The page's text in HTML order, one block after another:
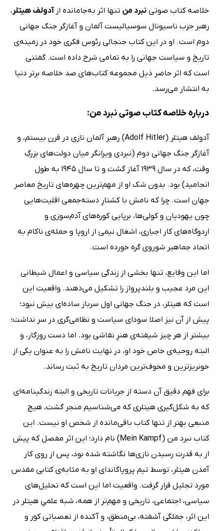
خلاصه کتاب صوتی نبرد من تنها اثر به‌جامانده ازآدولف هیتلر،
رهبر حزب ناسیونال سوسیالیست آلمان و آغازگر جنگ جهانی
دوم است. او در این کتاب جنجالی رئوس فکری خود در زمینه‌ی
تاریخ و سیاست جهانی را به تمامی شرح داده است. گفتنی
است که اثر حاضر ذیل مجموعه کتاب‌های صد خلاصه برتر دنیا
به انتشار می‌رسد.
درباره خلاصه کتاب صوتی نبرد من:
آدولف هیتلر (Adolf Hitler) رهبر آلمان نازی در قرن بیستم، و
آغازگر جنگ جهانی دوم (نبردی ویرانگر میان دولت‌های بزرگِ
وقت، که در سال 1939 آغاز گشت و تا سال 1945 به طول
انجامید) بود. بدون شک او از مهم‌ترین چهره‌های تاریخ معاصر
جهان است. چرا که نامش با کشتارِ دسته‌جمعی اقلیت‌هایی
چون یهودیان و کولی‌ها، برپایی کوره‌‌های آدم‌سوزی و
اردوگاه‌های کار اجباری، اشغال نیمی از اروپا و حمله‌ی ناکام به
اتحاد جماهیر شوروی گره خورده است.
اما این‌ وقایع، تنها بخشی از زندگی سیاسی و اعمال شیطانی
این مرد عجیب و بلندپرواز را تشکیل می‌دهند. واقعیت این
است که هیتلر، در جنگ جهانی اول سرباز ساده‌ای بیش نبود؛
پیش از آن نیز اصلا سودای سیاست و نظامی‌گری در سر نداشت؛
بیشتر از هر چیز شیفته‌ی هنرِ نقاشی بود. اما دست روزگار، و
البته روحیه‌ی خاص خود او، در نهایت نامش را به عنوان یکی از
خونریزترین و مخوف‌ترین مردان تاریخ به ثبت رساند.
برای فهم دقیق آن دسته از جریانات تاریخی و البته زندگینامه‌ای
که به شکل‌گیری هیتلری که می‌شناسیم منجر گشت، هیچ
منبعی بهتر از تنها کتاب باقی‌مانده از شخص او نیست. این
کتاب نبرد من (Mein Kampf) نام دارد؛ این اثر مفصل که پیش
از به قدرت رسیدن نازی‌ها نگاشته شده بود، پس از روی کار
آمدن هیتلر، توسط تیم پروپاگاندای او به مثابه‌ی کتابی مقدس
مورد تجلیل قرار گرفت. واقعیت اما این است که تحلیل‌های
سیاسی، اجتماعی، تاریخی و مهم‌تر از همه، شبه علمیِ هیتلر در
این اثر، جملگی آشفته، بی‌منطق، و آکنده از تعصباتی کور و